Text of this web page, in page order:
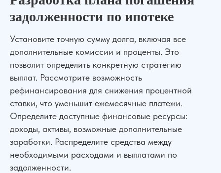
задолженности по ипотеке
Установите точную сумму долга, включая все
дополнительные комиссии и проценты. Это
позволит определить конкретную стратегию
выплат. Рассмотрите возможность
рефинансирования для снижения процентной
ставки, что уменьшит ежемесячные платежи.
Определите доступные финансовые ресурсы:
доходы, активы, возможные дополнительные
заработки. Распределите средства между
необходимыми расходами и выплатами по
задолженности.